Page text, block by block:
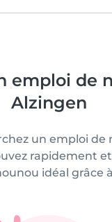
emploi de
Alzingen
un emploi de
rapidement
idéal grâce